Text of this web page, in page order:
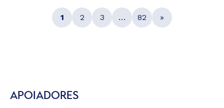
1 2 3 … 82 »
APOIADORES